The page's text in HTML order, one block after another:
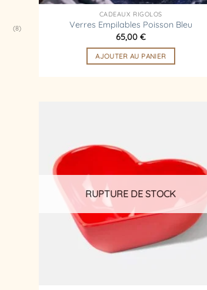
(8)
CADEAUX RIGOLOS
Verres Empilables Poisson Bleu
65,00 €
AJOUTER AU PANIER
RUPTURE DE STOCK